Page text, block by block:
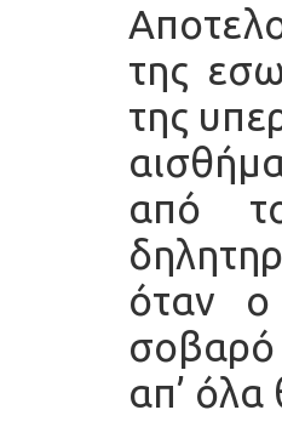
της
της
από
όταν ο
σοβαρό
απ’